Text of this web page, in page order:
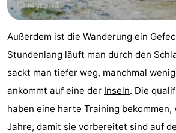
Fähre
Inselhüpfen
Reisebuchshop
Medizin
Adressen
Region
Friesland
Außerdem ist die Wanderung ein
Stundenlang läuft man durch den
sackt man tiefer weg, manchmal
ankommt auf eine der Inseln. Die
haben eine harte Training bekommen,
Jahre, damit sie vorbereitet sind auf